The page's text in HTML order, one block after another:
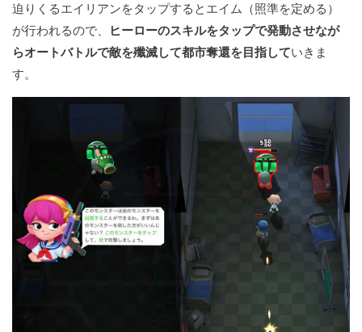
迫りくるエイリアンをタップするとエイム（照準を定める）
が行われるので、
ヒーローのスキルをタップで発動させなが
らオートバトルで敵を殲滅して都市奪還を目指していきま
す。